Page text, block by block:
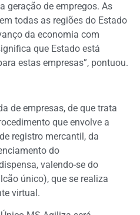
geração de empregos. As
todas as regiões do Estado
da economia com
que Estado está
estas empresas”, pontuou.
de empresas, de que trata
que envolve a
registro mercantil, da
do
valendo-se do
único), que se realiza
virtual.